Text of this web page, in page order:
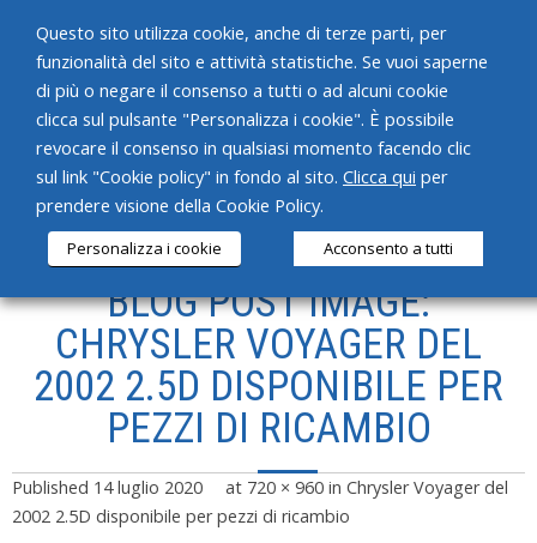
HOME
CHI SIAMO
SERVIZI
PRODOTTI
NEWS
CONTATTI
BLOG POST IMAGE:
CHRYSLER VOYAGER DEL
2002 2.5D DISPONIBILE PER
PEZZI DI RICAMBIO
Published 14 luglio 2020 at 720 × 960 in Chrysler Voyager del
2002 2.5D disponibile per pezzi di ricambio
Questo sito utilizza cookie, anche di terze parti, per
funzionalità del sito e attività statistiche. Se vuoi saperne
di più o negare il consenso a tutti o ad alcuni cookie
clicca sul pulsante "Personalizza i cookie". È possibile
revocare il consenso in qualsiasi momento facendo clic
sul link "Cookie policy" in fondo al sito. Clicca qui per
prendere visione della Cookie Policy.
Personalizza i cookie Acconsento a tutti